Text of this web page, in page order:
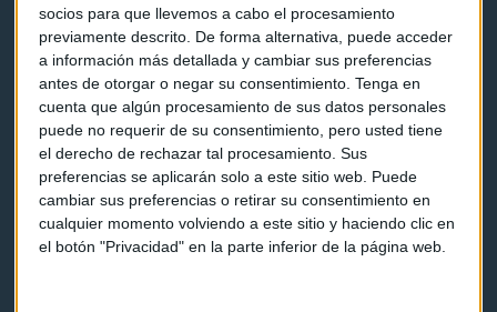
socios para que llevemos a cabo el procesamiento
previamente descrito. De forma alternativa, puede acceder
a información más detallada y cambiar sus preferencias
antes de otorgar o negar su consentimiento. Tenga en
cuenta que algún procesamiento de sus datos personales
puede no requerir de su consentimiento, pero usted tiene
el derecho de rechazar tal procesamiento. Sus
preferencias se aplicarán solo a este sitio web. Puede
cambiar sus preferencias o retirar su consentimiento en
cualquier momento volviendo a este sitio y haciendo clic en
el botón "Privacidad" en la parte inferior de la página web.
Consultorios
Programas y podcasts
Contacto & Legal
Contacto
Cómo escucharnos